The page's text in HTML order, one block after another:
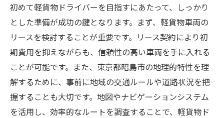
昭島市の季節ごとの需要を理解する
繁忙期に向けた準備と心構え
収入をアップさせる繁忙期の働き方
繁忙期における効率的な時間管理法
繁忙期に求められるスキルと対応力
未経験から始める昭島市での軽貨物高収入ドラ
イバー
初めて軽貨物ドライバーを目指すにあたって、しっかり
とした準備が成功の鍵となります。まず、軽貨物車両の
リースを検討することが重要です。リース契約により初
期費用を抑えながらも、信頼性の高い車両を手に入れる
ことが可能です。また、東京都昭島市の地理的特性を理
解するために、事前に地域の交通ルールや道路状況を把
握することも大切です。地図やナビゲーションシステム
を活用し、効率的なルートを調査することで、軽貨物ド